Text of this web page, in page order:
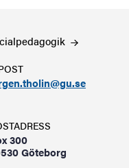
300
Göteborg